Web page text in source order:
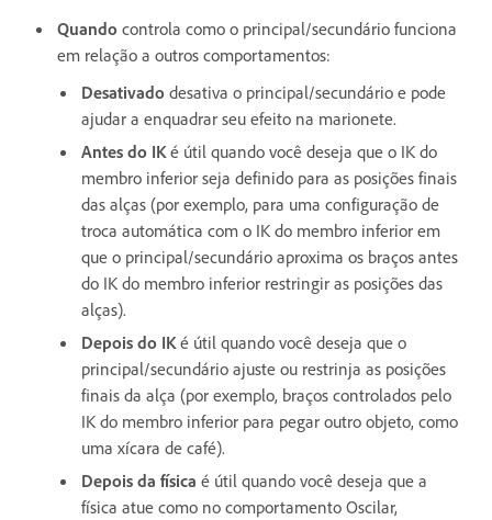
Quando controla como o principal/secundário funciona
em relação a outros comportamentos:
Desativado desativa o principal/secundário e pode
ajudar a enquadrar seu efeito na marionete.
Antes do IKé útil quando você deseja que o IK do
membro inferior seja definido para as posições finais
das alças (por exemplo, para uma configuração de
troca automática com o IK do membro inferior em
que o principal/secundário aproxima os braços antes
do IK do membro inferior restringir as posições das
alças).
Depois do IKé útil quando você deseja que o
principal/secundário ajuste ou restrinja as posições
finais da alça (por exemplo, braços controlados pelo
IK do membro inferior para pegar outro objeto, como
uma xícara de café).
Depois da física é útil quando você deseja que a
física atue como no comportamento Oscilar,